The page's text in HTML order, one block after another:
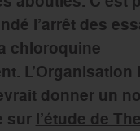
l’arrêt des
chloroquine
L’Organisation
donner un
sur l’étude de